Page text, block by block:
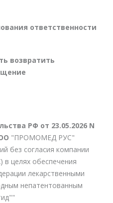
ответственности
возвратить
РФ от 23.05.2026 N
"ПРОМОМЕД РУС"
без согласия компании
целях обеспечения
лекарственными
непатентованным